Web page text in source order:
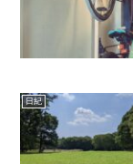
日紀